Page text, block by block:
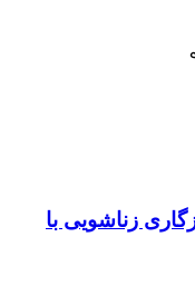
زناشویی با